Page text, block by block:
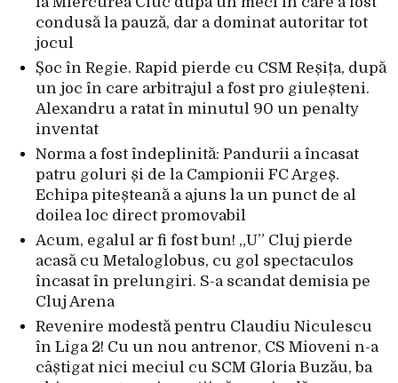
condusă la pauză, dar a dominat autoritar tot
jocul
Șoc în Regie. Rapid pierde cu CSM Reșița, după
un joc în care arbitrajul a fost pro giuleșteni.
Alexandru a ratat în minutul 90 un penalty
inventat
Norma a fost îndeplinită: Pandurii a încasat
patru goluri și de la Campionii FC Argeș.
Echipa piteșteană a ajuns la un punct de al
doilea loc direct promovabil
Acum, egalul ar fi fost bun! „U” Cluj pierde
acasă cu Metaloglobus, cu gol spectaculos
încasat în prelungiri. S-a scandat demisia pe
Cluj Arena
Revenire modestă pentru Claudiu Niculescu
în Liga 2! Cu un nou antrenor, CS Mioveni n-a
câștigat nici meciul cu SCM Gloria Buzău, ba